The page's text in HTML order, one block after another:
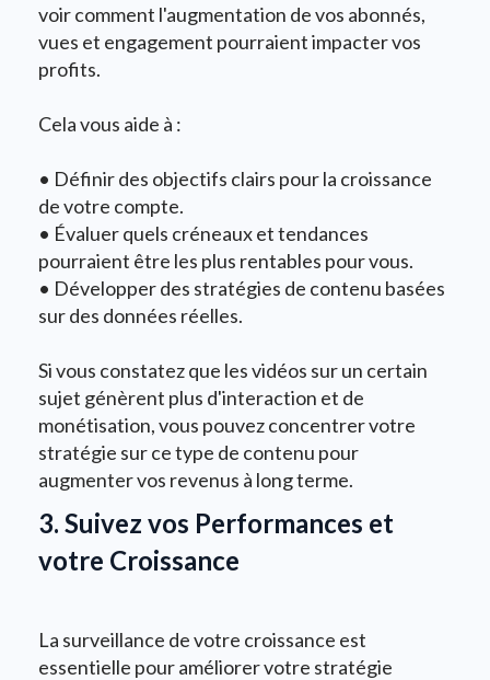
voir comment l'augmentation de vos abonnés,
vues et engagement pourraient impacter vos
profits.
Cela vous aide à :
• Définir des objectifs clairs pour la croissance
de votre compte.
• Évaluer quels créneaux et tendances
pourraient être les plus rentables pour vous.
• Développer des stratégies de contenu basées
sur des données réelles.
Si vous constatez que les vidéos sur un certain
sujet génèrent plus d'interaction et de
monétisation, vous pouvez concentrer votre
stratégie sur ce type de contenu pour
augmenter vos revenus à long terme.
3. Suivez vos Performances et
votre Croissance
La surveillance de votre croissance est
essentielle pour améliorer votre stratégie